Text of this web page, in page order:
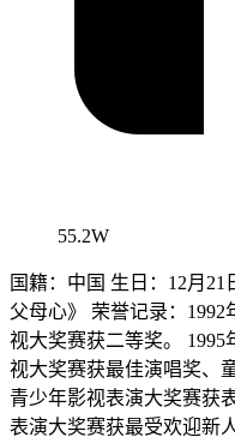
55.2W
国籍：中国 生日：12月
父母心》 荣誉记录：
视大奖赛获二等奖。
视大奖赛获最佳演唱奖、
青少年影视表演大奖赛获
表演大奖赛获最受欢迎新